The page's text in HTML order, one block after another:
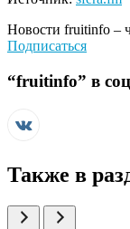
Новости fruitinfo –
Подписаться
“fruitinfo” в
Также в